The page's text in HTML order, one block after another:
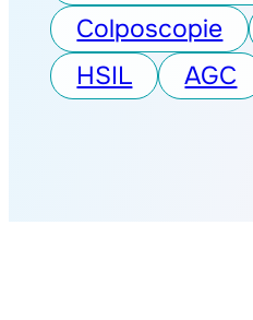
Colposcopie
HSIL
AGC